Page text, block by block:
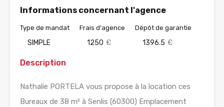
Informations concernant l'agence
Type de mandat
SIMPLE
Frais d'agence
1250 €
Dépôt de garantie
1396.5 €
Description
Nathalie PORTELA vous propose à la location ces
Bureaux de 38 m² à Senlis (60300) Emplacement